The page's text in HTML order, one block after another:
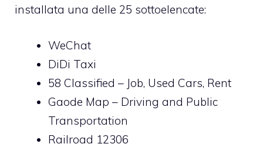
installata una delle 25 sottoelencate:
WeChat
DiDi Taxi
58 Classified – Job, Used Cars, Rent
Gaode Map – Driving and Public
Transportation
Railroad 12306